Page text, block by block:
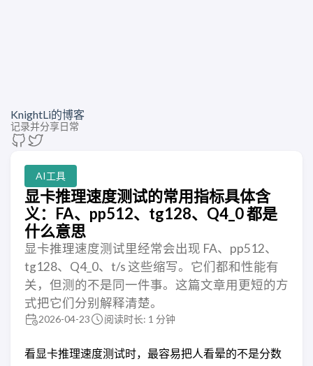
KnightLi的博客
记录并分享日常
AI工具
显卡推理速度测试的常用指标具体含
义：FA、pp512、tg128、Q4_0 都是
什么意思
显卡推理速度测试里经常会出现 FA、pp512、
tg128、Q4_0、t/s 这些缩写。它们都和性能有
关，但测的不是同一件事。这篇文章用更短的方
式把它们分别解释清楚。
2026-04-23 阅读时长: 1 分钟
看显卡推理速度测试时，最容易把人看晕的不是分数